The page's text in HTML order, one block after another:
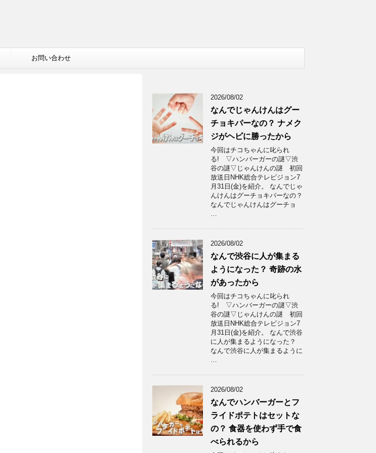
お問い合わせ
2026/08/02
なんでじゃんけんはグー
チョキパーなの？ ナメク
ジがヘビに勝ったから
今回はチコちゃんに叱られ
る! ▽ハンバーガーの謎▽渋
谷の謎▽じゃんけんの謎 初回
放送日NHK総合テレビジョン7
月31日(金)を紹介。 なんでじゃ
んけんはグーチョキパーなの？
なんでじゃんけんはグーチョ
…
2026/08/02
なんで渋谷に人が集まる
ようになった？ 奇跡の水
があったから
今回はチコちゃんに叱られ
る! ▽ハンバーガーの謎▽渋
谷の謎▽じゃんけんの謎 初回
放送日NHK総合テレビジョン7
月31日(金)を紹介。 なんで渋谷
に人が集まるようになった？
なんで渋谷に人が集まるように
…
2026/08/02
なんでハンバーガーとフ
ライドポテトはセットな
の？ 食器を使わず手で食
べられるから